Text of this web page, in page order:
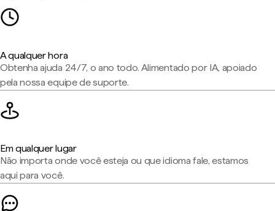
A qualquer hora
Obtenha ajuda 24/7, o ano todo. Alimentado por IA, apoiado
pela nossa equipe de suporte.
Em qualquer lugar
Não importa onde você esteja ou que idioma fale, estamos
aqui para você.